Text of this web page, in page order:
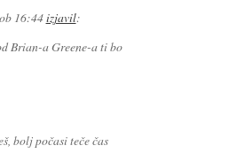
16:44izjavil:
Brian-a Greene-a ti bo
bolj počasi teče čas